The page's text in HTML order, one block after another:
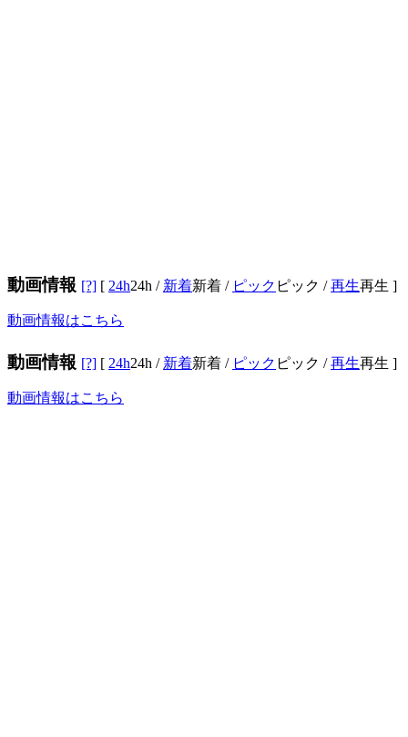
動画情報 [?] [ 24h24h / 新着新着 / ピック ピック /再生再生 ]
動画情報はこちら
動画情報 [?] [ 24h24h / 新着新着 / ピック ピック /再生再生 ]
動画情報はこちら